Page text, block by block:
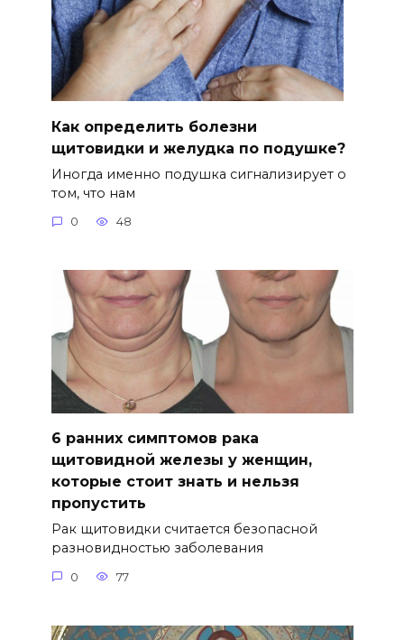
Как определить болезни
щитовидки и желудка по подушке?
Иногда именно подушка сигнализирует о
том, что нам
0 48
6 ранних симптомов рака
щитовидной железы у женщин,
которые стоит знать и нельзя
пропустить
Рак щитовидки считается безопасной
разновидностью заболевания
0 77